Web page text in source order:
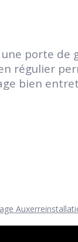
porte de
régulier
bien
Auxerre